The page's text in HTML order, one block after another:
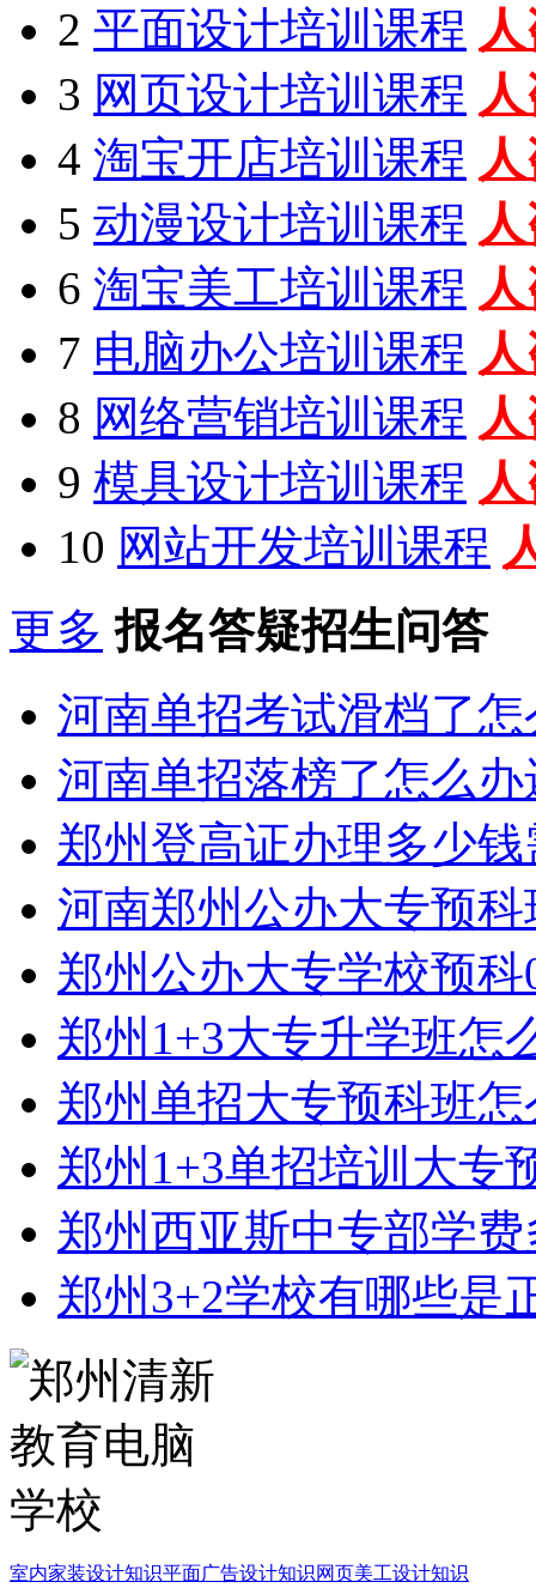
2 平面设计培训课程
3 网页设计培训课程
4 淘宝开店培训课程
5 动漫设计培训课程
6 淘宝美工培训课程
7 电脑办公培训课程
8 网络营销培训课程
9 模具设计培训课程
10 网站开发培训课程
更多 报名答疑招生问答
河南单招考试滑档了
河南单招落榜了怎么
郑州登高证办理多少
河南郑州公办大专预
郑州公办大专学校预
郑州1+3大专升学班怎
郑州单招大专预科班
郑州1+3单招培训大专
郑州西亚斯中专部学
郑州3+2学校有哪些是
室内家装设计知识平面广告设计知识网页美工设计知识